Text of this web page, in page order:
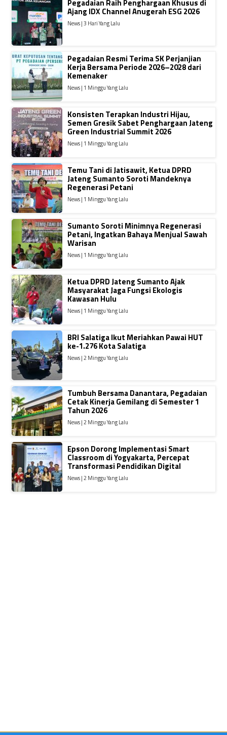
Pegadaian Raih Penghargaan Khusus di
Ajang IDX Channel Anugerah ESG 2026
News | 3 Hari Yang Lalu
Pegadaian Resmi Terima SK Perjanjian
Kerja Bersama Periode 2026–2028 dari
Kemenaker
News | 1 Minggu Yang Lalu
Konsisten Terapkan Industri Hijau,
Semen Gresik Sabet Penghargaan Jateng
Green Industrial Summit 2026
News | 1 Minggu Yang Lalu
Temu Tani di Jatisawit, Ketua DPRD
Jateng Sumanto Soroti Mandeknya
Regenerasi Petani
News | 1 Minggu Yang Lalu
Sumanto Soroti Minimnya Regenerasi
Petani, Ingatkan Bahaya Menjual Sawah
Warisan
News | 1 Minggu Yang Lalu
Ketua DPRD Jateng Sumanto Ajak
Masyarakat Jaga Fungsi Ekologis
Kawasan Hulu
News | 1 Minggu Yang Lalu
BRI Salatiga Ikut Meriahkan Pawai HUT
ke-1.276 Kota Salatiga
News | 2 Minggu Yang Lalu
Tumbuh Bersama Danantara, Pegadaian
Cetak Kinerja Gemilang di Semester 1
Tahun 2026
News | 2 Minggu Yang Lalu
Epson Dorong Implementasi Smart
Classroom di Yogyakarta, Percepat
Transformasi Pendidikan Digital
News | 2 Minggu Yang Lalu